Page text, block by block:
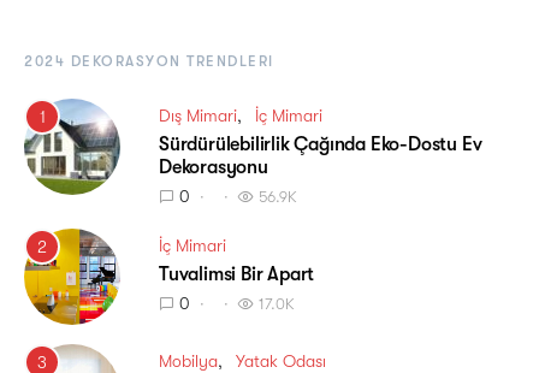
2024 DEKORASYON TRENDLERI
1 Dış Mimari İç Mimari
Sürdürülebilirlik Çağında Eko-Dostu Ev
Dekorasyonu
0 56.9K
2 İç Mimari
Tuvalimsi Bir Apart
0 17.0K
3 Mobilya Yatak Odası